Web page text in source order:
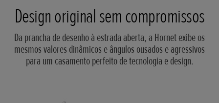
Design original sem compromissos
Da prancha de desenho à estrada aberta, a Hornet exibe os
mesmos valores dinâmicos e ângulos ousados e agressivos
para um casamento perfeito de tecnologia e design.